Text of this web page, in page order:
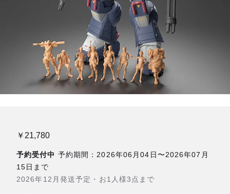
￥21,780
予約受付中 予約期間：2026年06月04日〜2026年07月
15日まで
2026年12月発送予定・お1人様3点まで